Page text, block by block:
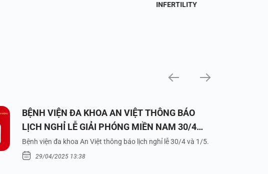
INFERTILITY
BỆNH VIỆN ĐA KHOA AN VIỆT THÔNG BÁO
LỊCH NGHỈ LỄ GIẢI PHÓNG MIỀN NAM 30/4
VÀ QUỐC TẾ LAO ĐỘNG 1/5/2025
Bệnh viện đa khoa An Việt thông báo lịch nghỉ lễ 30/4 và 1/5.
29/04/2025 13:38